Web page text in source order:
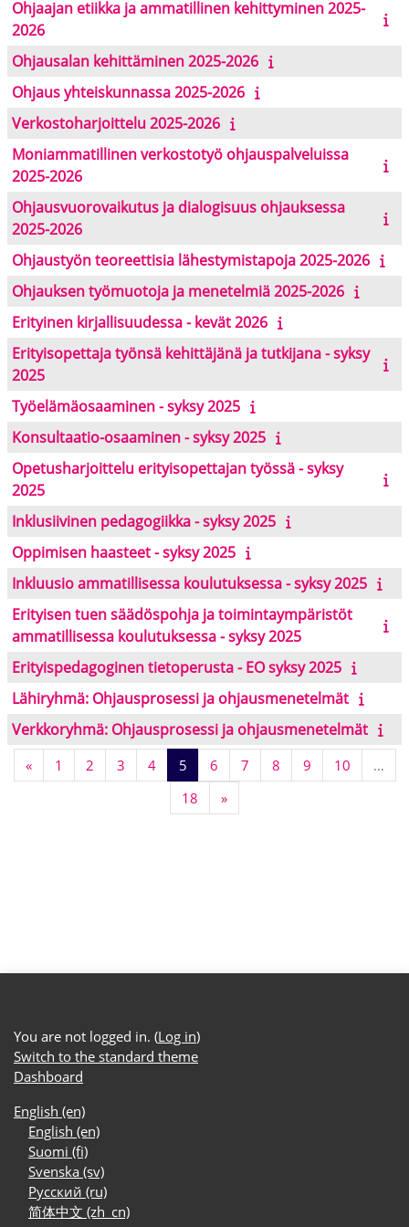
Ohjaajan etiikka ja ammatillinen kehittyminen 2025-
2026
Ohjausalan kehittäminen 2025-2026
Ohjaus yhteiskunnassa 2025-2026
Verkostoharjoittelu 2025-2026
Moniammatillinen verkostotyö ohjauspalveluissa
2025-2026
Ohjausvuorovaikutus ja dialogisuus ohjauksessa
2025-2026
Ohjaustyön teoreettisia lähestymistapoja 2025-2026
Ohjauksen työmuotoja ja menetelmiä 2025-2026
Erityinen kirjallisuudessa - kevät 2026
Erityisopettaja työnsä kehittäjänä ja tutkijana - syksy
2025
Työelämäosaaminen - syksy 2025
Konsultaatio-osaaminen - syksy 2025
Opetusharjoittelu erityisopettajan työssä - syksy
2025
Inklusiivinen pedagogiikka - syksy 2025
Oppimisen haasteet - syksy 2025
Inkluusio ammatillisessa koulutuksessa - syksy 2025
Erityisen tuen säädöspohja ja toimintaympäristöt
ammatillisessa koulutuksessa - syksy 2025
Erityispedagoginen tietoperusta - EO syksy 2025
Lähiryhmä: Ohjausprosessi ja ohjausmenetelmät
Verkkoryhmä: Ohjausprosessi ja ohjausmenetelmät
«Previous page
1 Page 1
2Page 2
3Page 3
4Page 4
5Page 5
6Page 6
7Page 7
8Page 8
9Page 9
10Page 10
…
18Page 18
»Next page
You are not logged in. (Log in)
Switch to the standard theme
Dashboard
English ‎(en)‎
English ‎(en)‎
Suomi ‎(fi)‎
Svenska ‎(sv)‎
Русский ‎(ru)‎
简体中文 ‎(zh_cn)‎